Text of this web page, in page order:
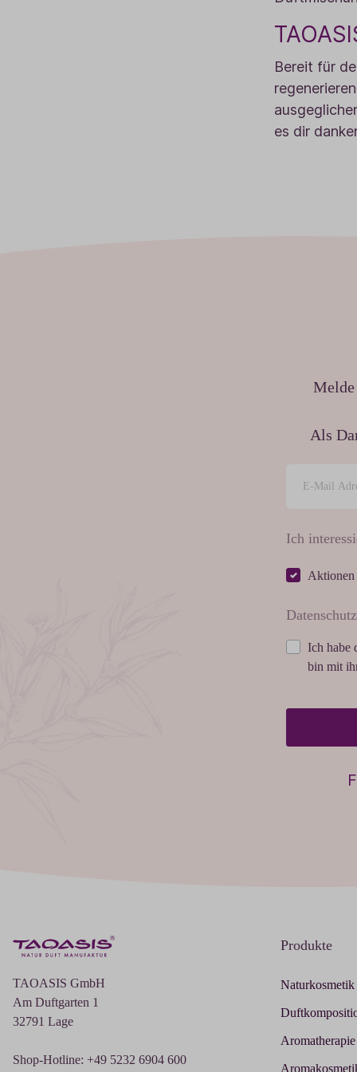
Bereit für
es dir
Als
Ich
Ich habe
bin mit
TAOASIS GmbH
Am Duftgarten 1
32791 Lage
Shop-Hotline: +49 5232 6904 600
Produkte
Naturkosmetik
Aromatherapie